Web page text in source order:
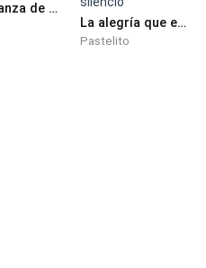
La venganza de la azafata
La alegría que escondí en silencio
Pastelito